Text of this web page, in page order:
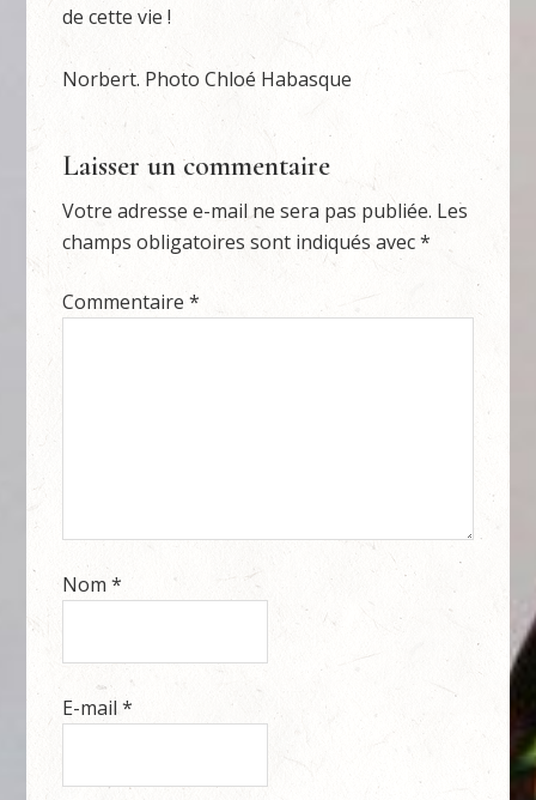
de cette vie !
Norbert. Photo Chloé Habasque
Laisser un commentaire
Votre adresse e-mail ne sera pas publiée. Les
champs obligatoires sont indiqués avec*
Commentaire*
Nom*
E-mail*